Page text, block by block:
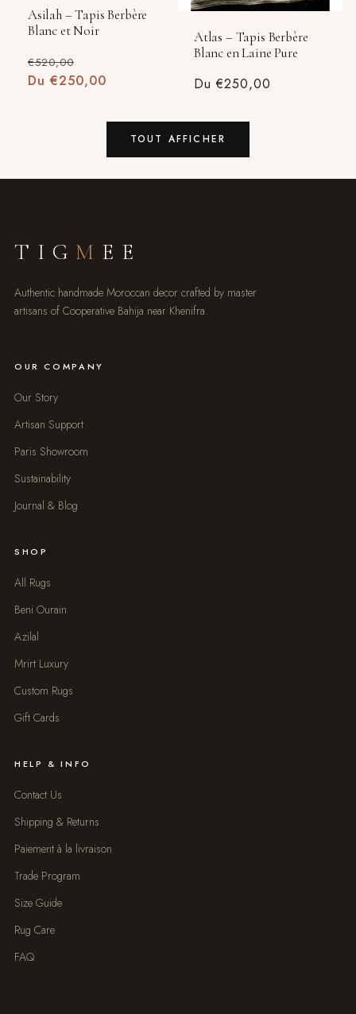
Asilah – Tapis Berbère
Blanc et Noir
Prix
habituel
€520,00
promotionnel
Du €250,00
Atlas – Tapis Berbère
Blanc en Laine Pure
Prix
Du €250,00
TOUT AFFICHER
TIG M EE
Authentic handmade Moroccan decor crafted by master
artisans of Cooperative Bahija near Khenifra.
OUR COMPANY
Our Story
Artisan Support
Paris Showroom
Sustainability
Journal & Blog
SHOP
All Rugs
Beni Ourain
Azilal
Mrirt Luxury
Custom Rugs
Gift Cards
HELP & INFO
Contact Us
Shipping & Returns
Paiement à la livraison
Trade Program
Size Guide
Rug Care
FAQ